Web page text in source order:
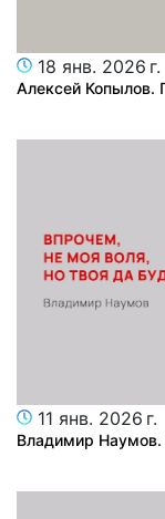
18 янв. 2026 г.
Алексей Копылов.
11 янв. 2026 г.
Владимир Наумов.